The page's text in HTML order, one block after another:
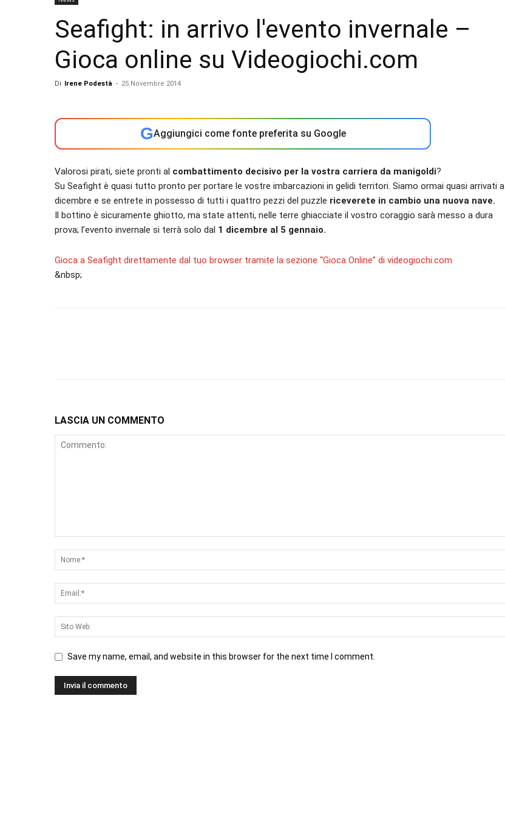
Seafight: in arrivo l'evento invernale –
Gioca online su Videogiochi.com
Di Irene Podestà - 25 Novembre 2014
GAggiungici come fonte preferita su Google
Valorosi pirati, siete pronti al combattimento decisivo per la vostra carriera da manigoldi?
Su Seafight è quasi tutto pronto per portare le vostre imbarcazioni in gelidi territori. Siamo ormai quasi arrivati a
dicembre e se entrete in possesso di tutti i quattro pezzi del puzzle riceverete in cambio una nuova nave.
Il bottino è sicuramente ghiotto, ma state attenti, nelle terre ghiacciate il vostro coraggio sarà messo a dura
prova; l’evento invernale si terrà solo dal 1 dicembre al 5 gennaio.
Gioca a Seafight direttamente dal tuo browser tramite la sezione “Gioca Online” di videogiochi.com
&nbsp;
LASCIA UN COMMENTO
Save my name, email, and website in this browser for the next time I comment.